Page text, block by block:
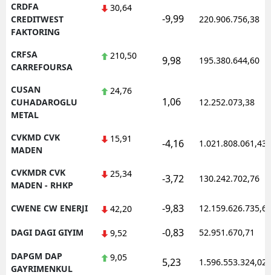
CRDFA
CREDITWEST
FAKTORING
30,64
-9,99 220.906.756,38
CRFSA
CARREFOURSA
210,50 9,98 195.380.644,60
CUSAN
CUHADAROGLU
METAL
24,76
1,06 12.252.073,38
CVKMD CVK
MADEN
15,91 -4,16 1.021.808.061,43
CVKMDR CVK
MADEN - RHKP
25,34 -3,72 130.242.702,76
CWENE CW ENERJI 42,20 -9,83 12.159.626.735,62
DAGI DAGI GIYIM 9,52 -0,83 52.951.670,71
DAPGM DAP
GAYRIMENKUL
9,05 5,23 1.596.553.324,02